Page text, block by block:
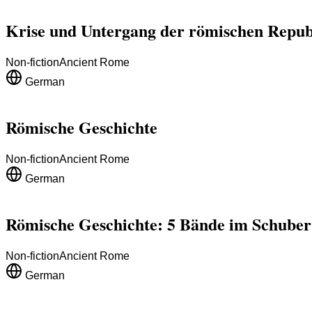
Krise und Untergang der römischen
Non-fictionAncient Rome
German
Römische Geschichte
Non-fictionAncient Rome
German
Römische Geschichte: 5 Bände im Schuber
Non-fictionAncient Rome
German